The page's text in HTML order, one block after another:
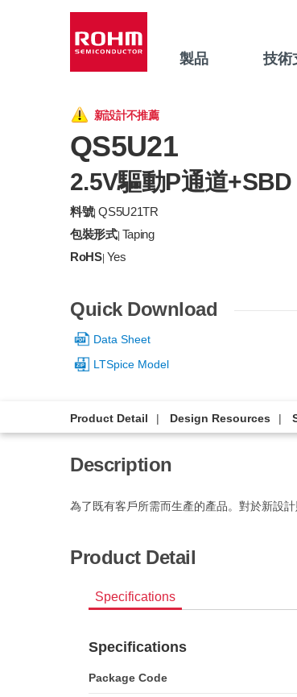
製品 技術
新設計不推薦
QS5U21
2.5V驅動P通道
料號|QS5U21TR
包裝形式| Taping
RoHS| Yes
Quick Download
Data Sheet
LTSpice Model
Product Detail Design Resources
Description
為了既有客戶所需而生產的產品。對於新設計
Product Detail
Specifications
Specifications
Package Code